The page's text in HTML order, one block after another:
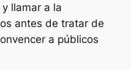
llamar a la
antes de tratar de
a públicos